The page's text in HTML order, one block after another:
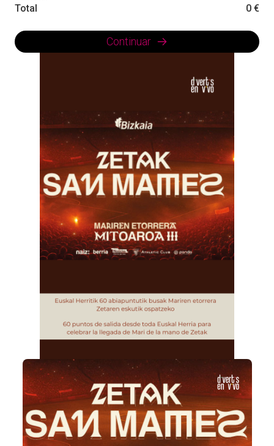
Total 0 €
Continuar